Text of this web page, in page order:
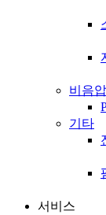
비음
기타
서비스